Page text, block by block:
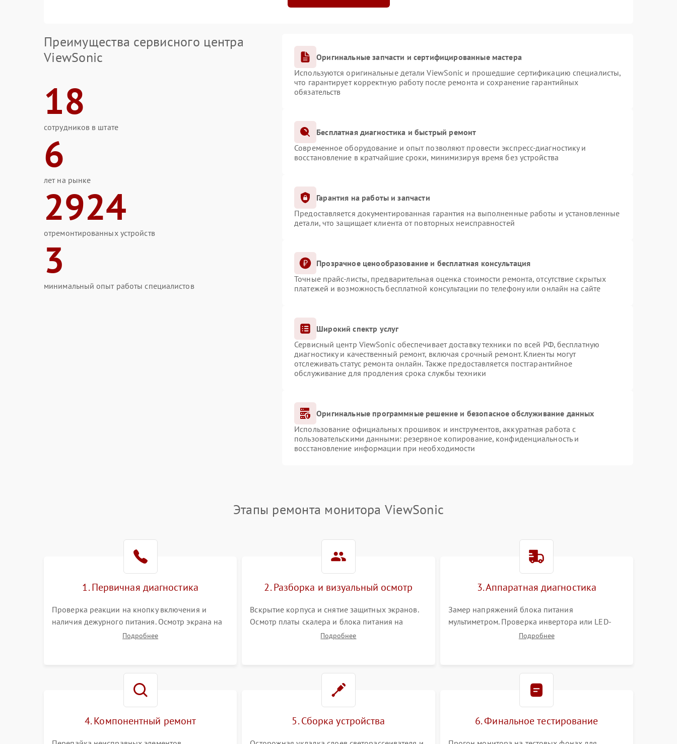
Преимущества сервисного центра
ViewSonic
18
сотрудников в штате
6
лет на рынке
2924
отремонтированных устройств
3
минимальный опыт работы специалистов
Оригинальные запчасти и сертифицированные мастера
Используются оригинальные детали ViewSonic и прошедшие сертификацию специалисты,
что гарантирует корректную работу после ремонта и сохранение гарантийных
обязательств
Бесплатная диагностика и быстрый ремонт
Современное оборудование и опыт позволяют провести экспресс-диагностику и
восстановление в кратчайшие сроки, минимизируя время без устройства
Гарантия на работы и запчасти
Предоставляется документированная гарантия на выполненные работы и установленные
детали, что защищает клиента от повторных неисправностей
Прозрачное ценообразование и бесплатная консультация
Точные прайс-листы, предварительная оценка стоимости ремонта, отсутствие скрытых
платежей и возможность бесплатной консультации по телефону или онлайн на сайте
Широкий спектр услуг
Сервисный центр ViewSonic обеспечивает доставку техники по всей РФ, бесплатную
диагностику и качественный ремонт, включая срочный ремонт. Клиенты могут
отслеживать статус ремонта онлайн. Также предоставляется постгарантийное
обслуживание для продления срока службы техники
Оригинальные программные решение и безопасное обслуживание данных
Использование официальных прошивок и инструментов, аккуратная работа с
пользовательскими данными: резервное копирование, конфиденциальность и
восстановление информации при необходимости
Этапы ремонта монитора ViewSonic
1. Первичная диагностика
Проверка реакции на кнопку включения и
наличия дежурного питания. Осмотр экрана на
механические повреждения. Подключение к ПК
Подробнее
2. Разборка и визуальный осмотр
Вскрытие корпуса и снятие защитных экранов.
Осмотр платы скалера и блока питания на
наличие вздутых конденсаторов, прогаров,
Подробнее
3. Аппаратная диагностика
Замер напряжений блока питания
мультиметром. Проверка инвертора или LED-
драйвера подсветки. Диагностика цепей
Подробнее
4. Компонентный ремонт 5. Сборка устройства 6. Финальное тестирование